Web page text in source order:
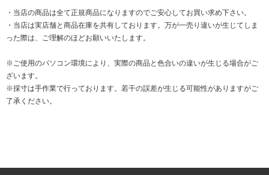
・当店の商品は全て正規商品になりますのでご安心してお買い求め下さい。
・当店は実店舗と商品在庫を共有しております。万が一売り違いが生じてしま
った際は、ご理解のほどお願いいたします。
※ご使用のパソコン環境により、実際の商品と色合いの違いが生じる場合がご
ざいます。
※採寸は手作業で行っております。若干の誤差が生じる可能性がありますがご
了承ください。